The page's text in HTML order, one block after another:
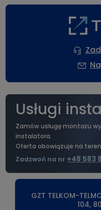
Usługi
Zamów usługę montażu
instalatora.
Oferta obowiązuje na
Zadzwoń na nr +48 583
GZT TELKOM-
104,